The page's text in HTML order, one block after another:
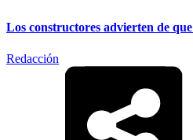
Los constructores advierten de
Redacción